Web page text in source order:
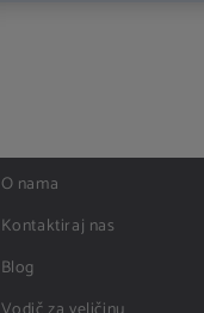
O nama
Kontaktiraj nas
Blog